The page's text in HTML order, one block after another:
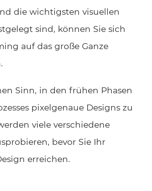
die wichtigsten visuellen
sind, können Sie sich
auf das große Ganze
Sinn, in den frühen Phasen
pixelgenaue Designs zu
viele verschiedene
bevor Sie Ihr
erreichen.